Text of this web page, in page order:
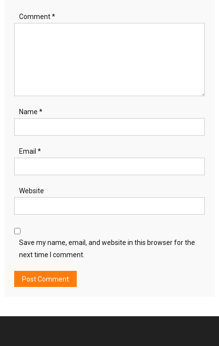
Comment*
Name *
Email *
Website
Save my name, email, and website in this browser for the
next time I comment.